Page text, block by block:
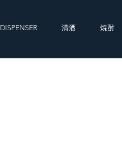
DISPENSER 清酒 焼酎